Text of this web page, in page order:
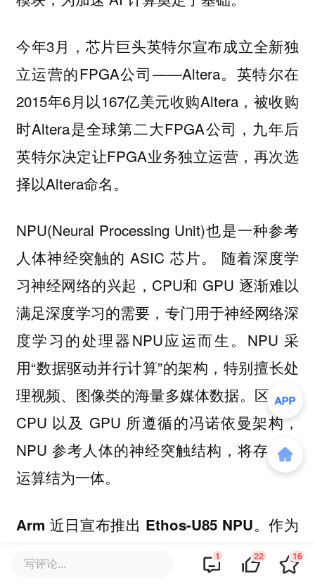
今年3月，芯片巨头英特尔宣布成立全新独
立运营的FPGA公司——Altera。英特尔在
2015年6月以167亿美元收购Altera，被收购
时Altera是全球第二大FPGA公司，九年后
英特尔决定让FPGA业务独立运营，再次选
择以Altera命名。
NPU(Neural Processing Unit)也是一种参考
人体神经突触的 ASIC 芯片。 随着深度学
习神经网络的兴起，CPU和 GPU 逐渐难以
满足深度学习的需要，专门用于神经网络深
度学习的处理器NPU应运而生。NPU 采
用“数据驱动并行计算”的架构，特别擅长处
理视频、图像类的海量多媒体数据。区别于
CPU 以及 GPU 所遵循的冯诺依曼架构，
NPU 参考人体的神经突触结构，将存储与
运算结为一体。
Arm 近日宣布推出 Ethos-U85 NPU。作为
Arm 面向边缘 AI 的第三代 NPU 产品，
Ethos-U85 适用于工业自动化和视频监控等
写评论... 1 22 16